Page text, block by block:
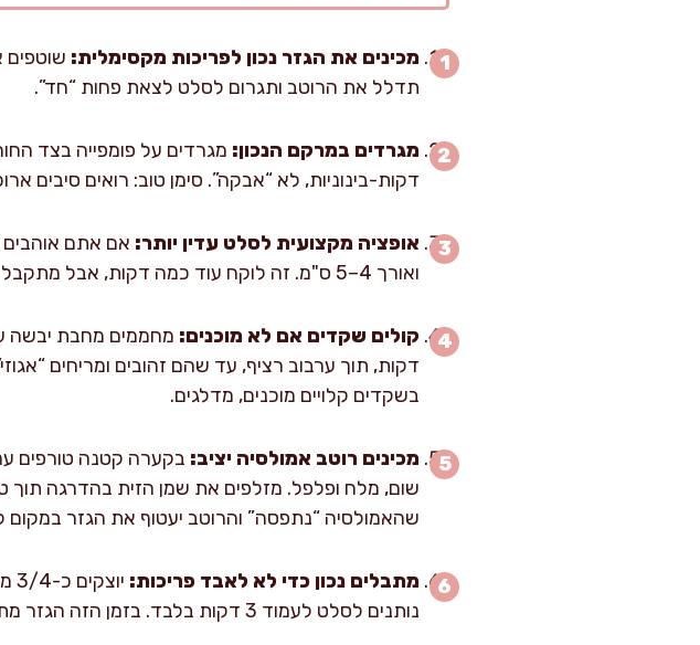
מכינים את הגזר נכון לפריכות מקסימלית: שוטפים
תדלל את הרוטב ותגרום לסלט לצאת פחות “חד”.
מגרדים במרקם הנכון: מגרדים על פומפייה בצד
דקות-בינוניות, לא “אבקה”. סימן טוב: רואים סיבים
אופציה מקצועית לסלט עדין יותר:
ואורך 4–5 ס"מ. זה לוקח עוד כמה דקות, אבל מתקבל סלט חגיגי במיוחד.
קולים שקדים אם לא מוכנים:
דקות, תוך ערבוב רציף, עד שהם זהובים ומריחים
בשקדים קלויים מוכנים, מדלגים.
מכינים רוטב אמולסיה יציב: בקערה קטנה טורפים
שום, מלח ופלפל. מזלפים את שמן הזית בהדרגה תוך
שהאמולסיה “נתפסה” והרוטב יעטוף את הגזר
מתבלים נכון כדי לא לאבד פריכות:
נותנים לסלט לעמוד 3 דקות בלבד. בזמן הזה הגזר מתחיל לספוג תיבול, אבל עדיין שומר על “קראנץ׳”.